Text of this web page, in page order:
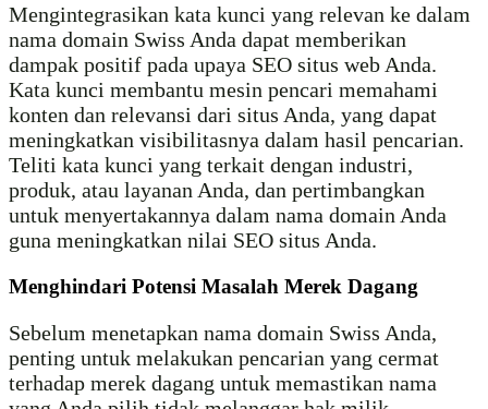
Mengintegrasikan kata kunci yang relevan ke dalam
nama domain Swiss Anda dapat memberikan
dampak positif pada upaya SEO situs web Anda.
Kata kunci membantu mesin pencari memahami
konten dan relevansi dari situs Anda, yang dapat
meningkatkan visibilitasnya dalam hasil pencarian.
Teliti kata kunci yang terkait dengan industri,
produk, atau layanan Anda, dan pertimbangkan
untuk menyertakannya dalam nama domain Anda
guna meningkatkan nilai SEO situs Anda.
Menghindari Potensi Masalah Merek Dagang
Sebelum menetapkan nama domain Swiss Anda,
penting untuk melakukan pencarian yang cermat
terhadap merek dagang untuk memastikan nama